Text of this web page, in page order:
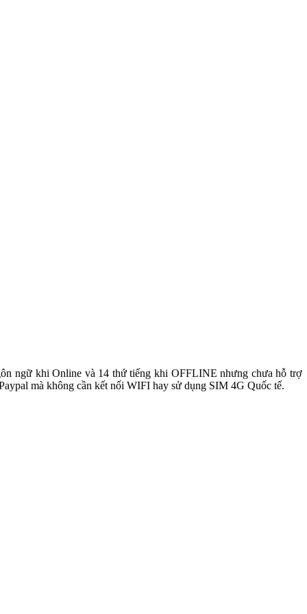
ngữ khi Online và 14 thứ tiếng khi OFFLINE nhưng chưa hỗ trợ
mà không cần kết nối WIFI hay sử dụng SIM 4G Quốc tế.